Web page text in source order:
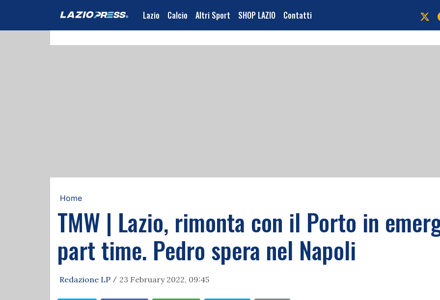
Lazio Calcio Altri Sport SHOP LAZIO Contatti
Home
TMW | Lazio, rimonta con il Porto in
part time. Pedro spera nel Napoli
Redazione LP / 23 February 2022, 09:45